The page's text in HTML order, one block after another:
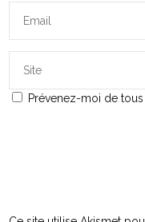
Prévenez-moi de